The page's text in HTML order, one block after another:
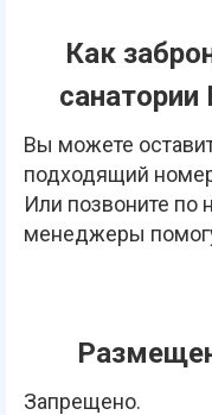
Как
санатории
Вы можете
подходящий
Или позвоните по
менеджеры
Запрещено.